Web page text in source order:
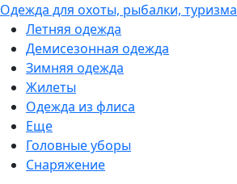
Одежда для охоты, рыбалки, туризма
Летняя одежда
Демисезонная одежда
Зимняя одежда
Жилеты
Одежда из флиса
Еще
Головные уборы
Снаряжение